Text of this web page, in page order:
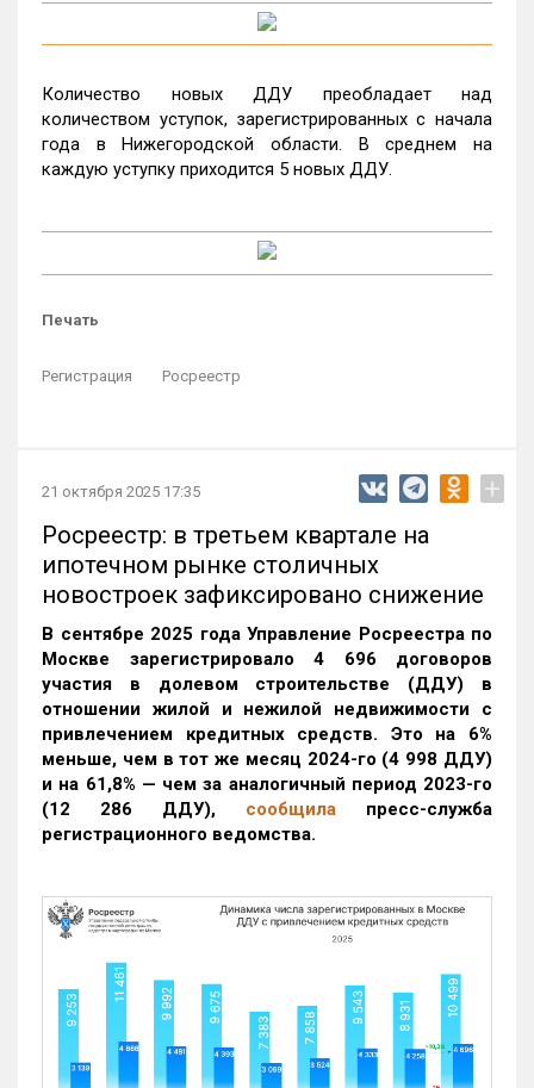
Количество новых ДДУ преобладает над
количеством уступок, зарегистрированных с начала
года в Нижегородской области. В среднем на
каждую уступку приходится 5 новых ДДУ.
Печать
Регистрация Росреестр
21 октября 2025 17:35 +
Росреестр: в третьем квартале на
ипотечном рынке столичных
новостроек зафиксировано снижение
В сентябре 2025 года Управление Росреестра по
Москве зарегистрировало 4 696 договоров
участия в долевом строительстве (ДДУ) в
отношении жилой и нежилой недвижимости с
привлечением кредитных средств. Это на 6%
меньше, чем в тот же месяц 2024-го (4 998 ДДУ)
и на 61,8% — чем за аналогичный период 2023-го
(12 286 ДДУ), сообщила пресс-служба
регистрационного ведомства.